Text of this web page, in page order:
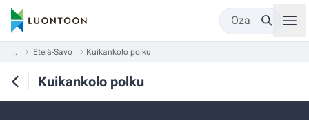
Oza
... Etelä-Savo Kuikankolo polku
Kuikankolo polku